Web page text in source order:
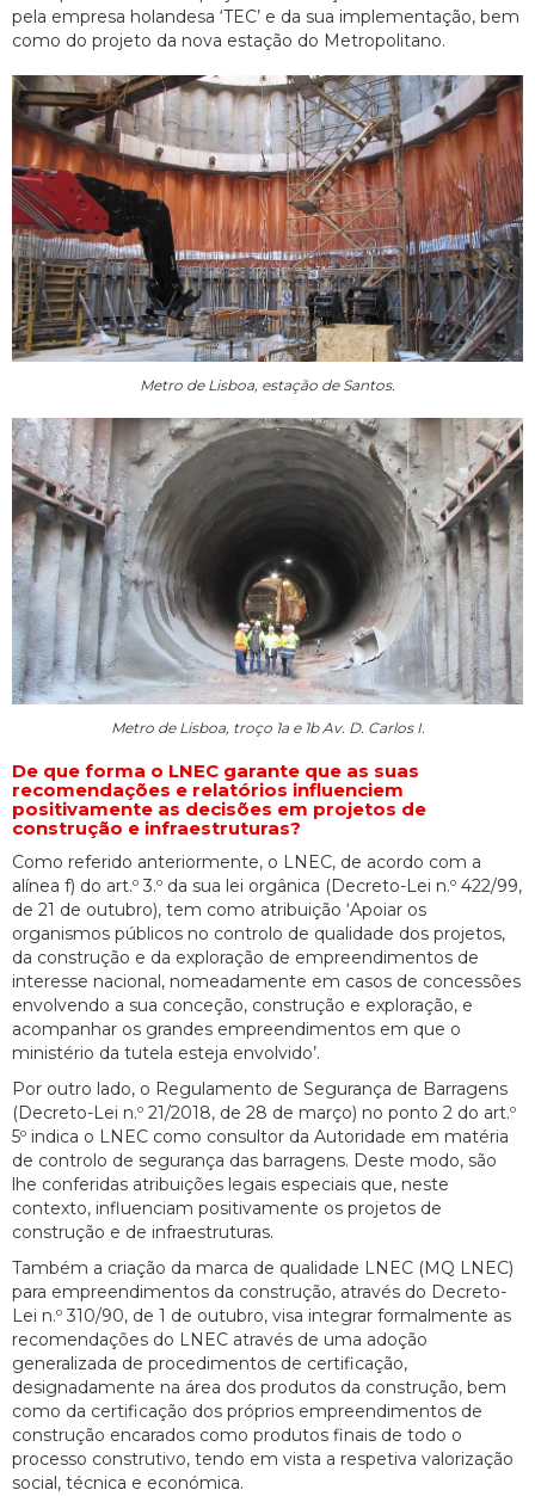
pela empresa holandesa ‘TEC’ e da sua implementação, bem
como do projeto da nova estação do Metropolitano.
Metro de Lisboa, estação de Santos.
Metro de Lisboa, troço 1a e 1b Av. D. Carlos I.
De que forma o LNEC garante que as suas
recomendações e relatórios influenciem
positivamente as decisões em projetos de
construção e infraestruturas?
Como referido anteriormente, o LNEC, de acordo com a
alínea f) do art.º 3.º da sua lei orgânica (Decreto-Lei n.º 422/99,
de 21 de outubro), tem como atribuição ‘Apoiar os
organismos públicos no controlo de qualidade dos projetos,
da construção e da exploração de empreendimentos de
interesse nacional, nomeadamente em casos de concessões
envolvendo a sua conceção, construção e exploração, e
acompanhar os grandes empreendimentos em que o
ministério da tutela esteja envolvido’.
Por outro lado, o Regulamento de Segurança de Barragens
(Decreto-Lei n.º 21/2018, de 28 de março) no ponto 2 do art.º
5º indica o LNEC como consultor da Autoridade em matéria
de controlo de segurança das barragens. Deste modo, são
lhe conferidas atribuições legais especiais que, neste
contexto, influenciam positivamente os projetos de
construção e de infraestruturas.
Também a criação da marca de qualidade LNEC (MQ LNEC)
para empreendimentos da construção, através do Decreto-
Lei n.º 310/90, de 1 de outubro, visa integrar formalmente as
recomendações do LNEC através de uma adoção
generalizada de procedimentos de certificação,
designadamente na área dos produtos da construção, bem
como da certificação dos próprios empreendimentos de
construção encarados como produtos finais de todo o
processo construtivo, tendo em vista a respetiva valorização
social, técnica e económica.